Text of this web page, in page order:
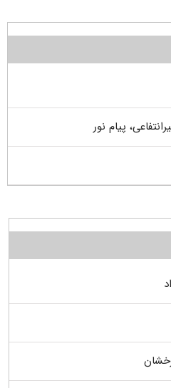
پیام نور